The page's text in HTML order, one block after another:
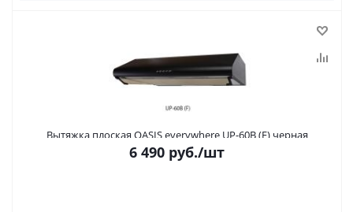
Вытяжка плоская OASIS everywhere UP-60B (F) черная
6 490 руб./шт